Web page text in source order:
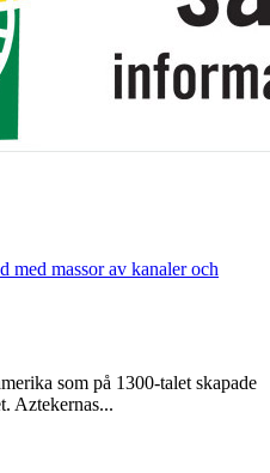
som på 1300-talet skapade
Aztekernas...